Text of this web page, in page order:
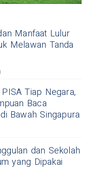
Manfaat Lulur
Melawan Tanda
Tiap Negara,
Baca
Bawah Singapura
dan Sekolah
yang Dipakai